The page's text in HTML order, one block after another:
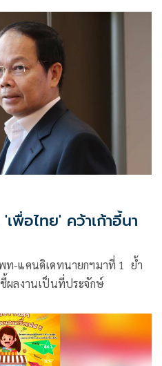
อไทย' คว้าเก้าอี้นา
-แคนดิเดทนายกฯมาที่ 1 ย้ำ
ผลงานเป็นที่ประจักษ์